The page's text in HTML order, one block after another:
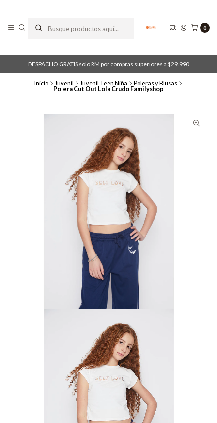
0
DESPACHO GRATIS solo RM por compras superiores a $29.990
Inicio Juvenil Juvenil Teen Niña Poleras y Blusas
Polera Cut Out Lola Crudo Familyshop